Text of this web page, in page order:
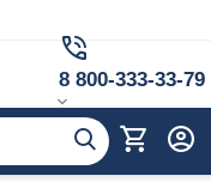
8 800-333-33-79